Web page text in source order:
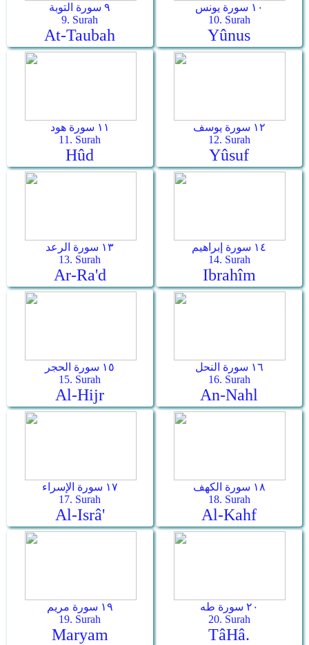
٩ سورة التوبة
9. Surah
At-Taubah
١٠ سورة يونس
10. Surah
Yûnus
١١ سورة هود
11. Surah
Hûd
١٢ سورة يوسف
12. Surah
Yûsuf
١٣ سورة الرعد
13. Surah
Ar-Ra'd
١٤ سورة إبراهيم
14. Surah
Ibrahîm
١٥ سورة الحجر
15. Surah
Al-Hijr
١٦ سورة النحل
16. Surah
An-Nahl
١٧ سورة الإسراء
17. Surah
Al-Isrâ'
١٨ سورة الكهف
18. Surah
Al-Kahf
١٩ سورة مريم
19. Surah
Maryam
٢٠ سورة طه
20. Surah
Tâ­Hâ.